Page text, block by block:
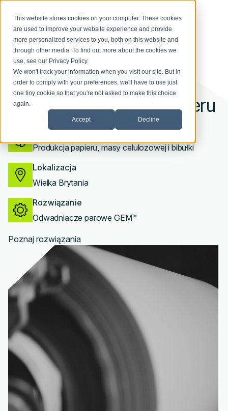
This website stores cookies on your computer. These cookies
are used to improve your website experience and provide
more personalized services to you, both on this website and
through other media. To find out more about the cookies we
use, see our Privacy Policy.
We won't track your information when you visit our site. But in
order to comply with your preferences, we'll have to use just
one tiny cookie so that you're not asked to make this choice
again.
Accept Decline
PONAD 20 LAT POTWIERDZONEJ
SKUTECZNOŚCI
Wiodący producent papieru
Branża
Produkcja papieru, masy celulozowej i bibułki
Lokalizacja
Wielka Brytania
Rozwiązanie
Odwadniacze parowe GEM™
Poznaj rozwiązania